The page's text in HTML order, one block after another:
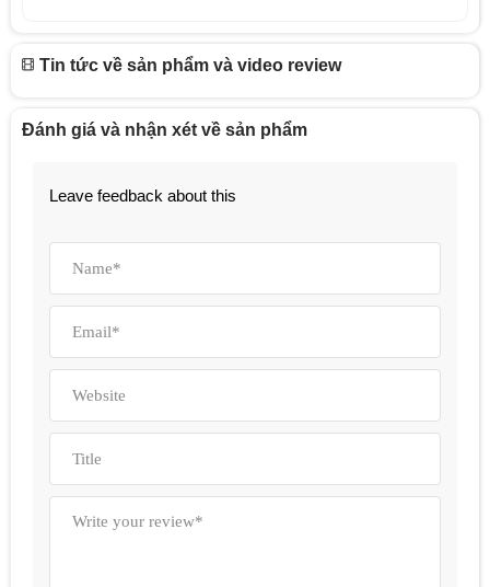
Tin tức về sản phẩm và video review
Đánh giá và nhận xét về sản phẩm
Leave feedback about this